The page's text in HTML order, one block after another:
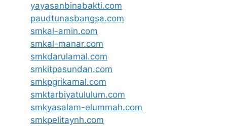
yayasanbinabakti.com
paudtunasbangsa.com
smkal-amin.com
smkal-manar.com
smkdarulamal.com
smkitpasundan.com
smkpgrikamal.com
smktarbiyatululum.com
smkyasalam-elummah.com
smkpelitaynh.com